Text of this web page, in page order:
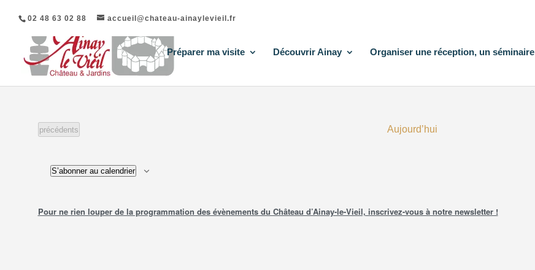
02 48 63 02 88 accueil@chateau-ainaylevieil.fr
Préparer ma visite Découvrir Ainay Organiser une réception, un séminaire
Évènements
précédents Aujourd’hui
S’abonner au calendrier
Pour ne rien louper de la programmation des évènements du Château d’Ainay-le-Vieil, inscrivez-vous à notre newsletter !